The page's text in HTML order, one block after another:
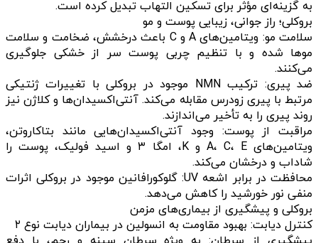
به گزینه‌ای مؤثر برای تسکین التهاب تبدیل کرده است.
بروکلی؛ راز جوانی، زیبایی پوست و مو
سلامت مو: ویتامین‌های A و C باعث درخشش، ضخامت و سلامت
موها شده و با تنظیم چربی پوست سر از خشکی جلوگیری
می‌کنند.
ضد پیری: ترکیب NMN موجود در بروکلی با تغییرات ژنتیکی
مرتبط با پیری زودرس مقابله می‌کند. آنتی‌اکسیدان‌ها و کلاژن نیز
روند پیری را به تأخیر می‌اندازند.
مراقبت از پوست: وجود آنتی‌اکسیدان‌هایی مانند بتاکاروتن،
ویتامین‌های A، C، E و K، امگا ۳ و اسید فولیک، پوست را
شاداب و درخشان می‌کند.
محافظت در برابر اشعه UV: گلوکورافانین موجود در بروکلی اثرات
منفی نور خورشید را کاهش می‌دهد.
بروکلی و پیشگیری از بیماری‌های مزمن
کنترل دیابت: بهبود مقاومت به انسولین در بیماران دیابت نوع ۲